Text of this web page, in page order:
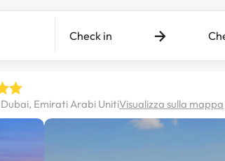
Check in
Emirati Arabi UnitiVisualizza sulla mappa